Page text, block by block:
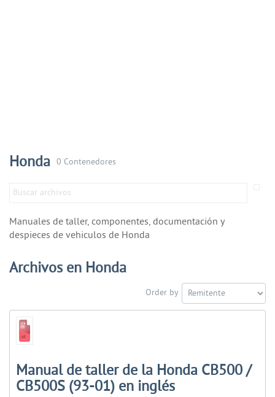
Honda 0 Contenedores
Manuales de taller, componentes, documentación y
despieces de vehiculos de Honda
Archivos en Honda
Order by
Manual de taller de la Honda CB500 /
CB500S (93-01) en inglés